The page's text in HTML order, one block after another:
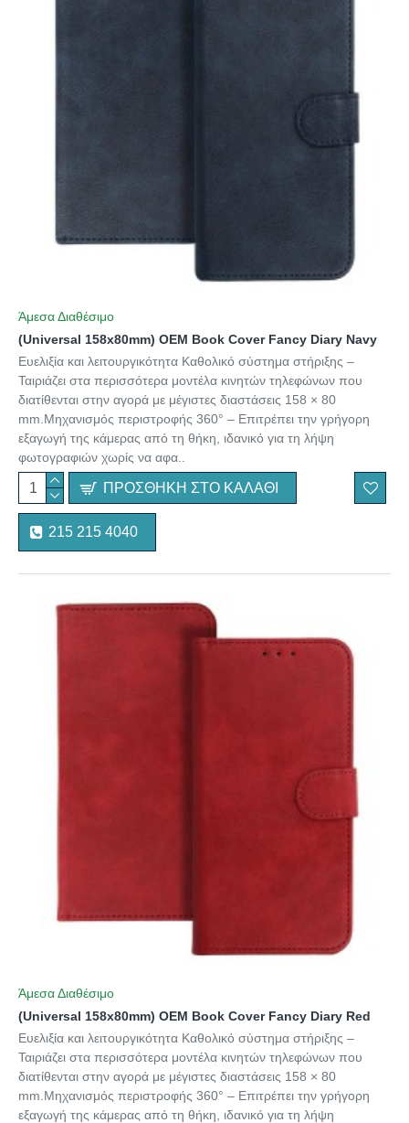
Άμεσα Διαθέσιμο
(Universal 158x80mm) OEM Book Cover Fancy Diary Navy
Ευελιξία και λειτουργικότητα Καθολικό σύστημα στήριξης –
Ταιριάζει στα περισσότερα μοντέλα κινητών τηλεφώνων που
διατίθενται στην αγορά με μέγιστες διαστάσεις 158 × 80
mm.Μηχανισμός περιστροφής 360° – Επιτρέπει την γρήγορη
εξαγωγή της κάμερας από τη θήκη, ιδανικό για τη λήψη
φωτογραφιών χωρίς να αφα..
ΠΡΟΣΘΉΚΗ ΣΤΟ ΚΑΛΆΘΙ
215 215 4040
Άμεσα Διαθέσιμο
(Universal 158x80mm) OEM Book Cover Fancy Diary Red
Ευελιξία και λειτουργικότητα Καθολικό σύστημα στήριξης –
Ταιριάζει στα περισσότερα μοντέλα κινητών τηλεφώνων που
διατίθενται στην αγορά με μέγιστες διαστάσεις 158 × 80
mm.Μηχανισμός περιστροφής 360° – Επιτρέπει την γρήγορη
εξαγωγή της κάμερας από τη θήκη, ιδανικό για τη λήψη